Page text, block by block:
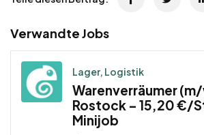
Verwandte Jobs
Lager, Logistik
Warenverräumer
Rostock – 15,20 €/
Minijob